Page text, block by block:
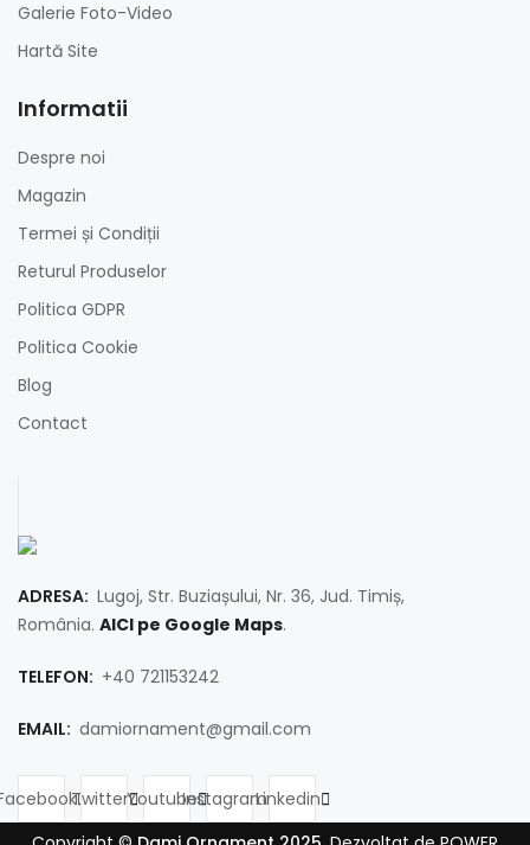
Galerie Foto-Video
Hartă Site
Informatii
Despre noi
Magazin
Termei și Condiții
Returul Produselor
Politica GDPR
Politica Cookie
Blog
Contact
ADRESA: Lugoj, Str. Buziașului, Nr. 36, Jud. Timiș,
România. AICI pe Google Maps.
TELEFON: +40 721153242
EMAIL: damiornament@gmail.com
TwitterYoutubeInstagramLinkedin